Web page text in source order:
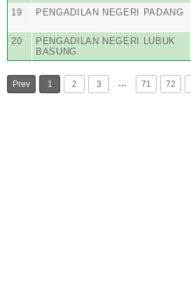
19 PENGADILAN NEGERI PADANG
20
PENGADILAN NEGERI LUBUK
BASUNG
Prev 1 2 3 … 71 72